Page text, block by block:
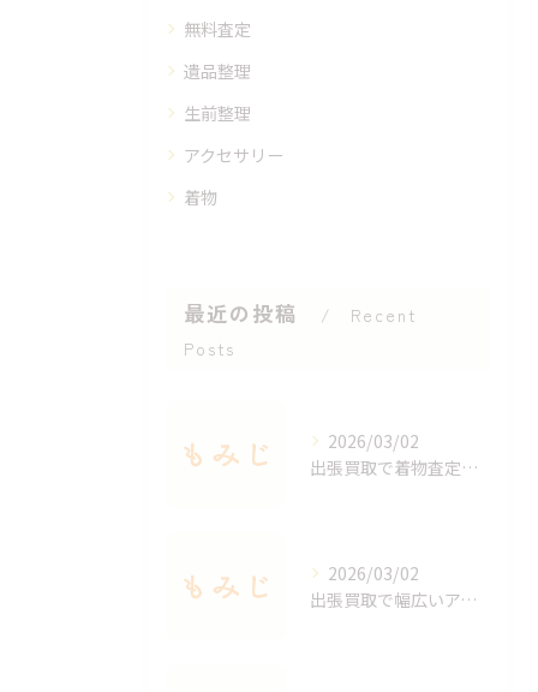
無料査定
遺品整理
生前整理
アクセサリー
着物
最近の投稿
Recent
Posts
2026/03/02
出張買取で着物査定のポイントと価値を見極める方法
2026/03/02
出張買取で幅広いアクセサリーを適正査定する秘訣